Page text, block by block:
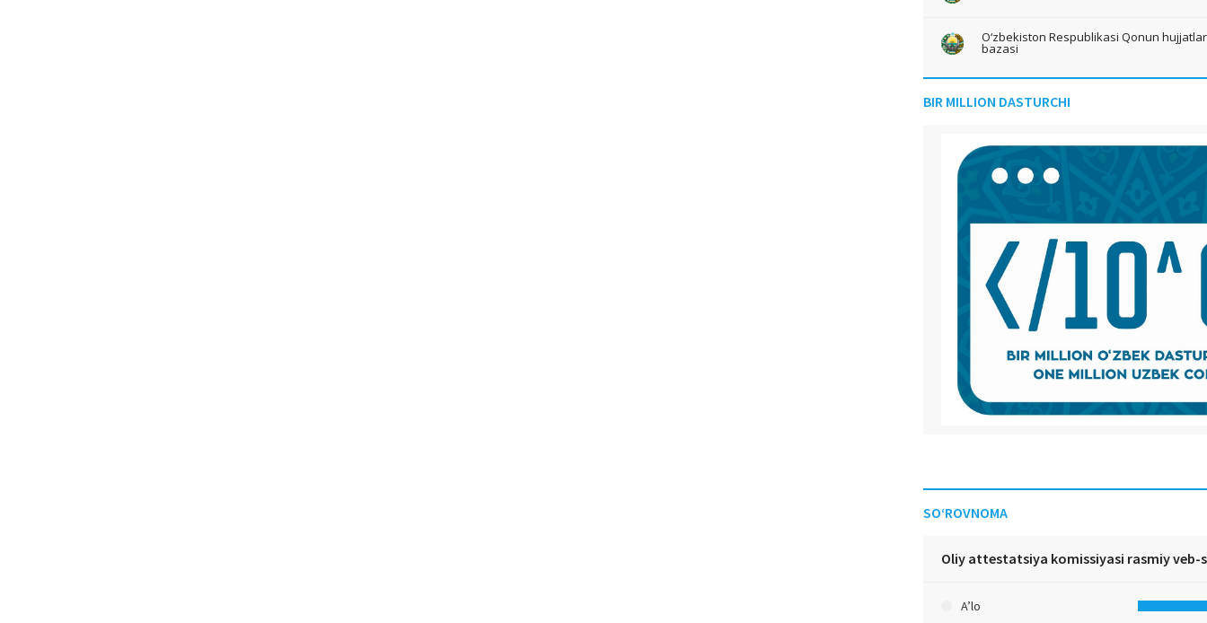
O‘zbekiston Respublikasi Qonun
bazasi
BIR MILLION DASTURCHI
SO‘ROVNOMA
Oliy attestatsiya komissiyasi rasmiy
A’lo